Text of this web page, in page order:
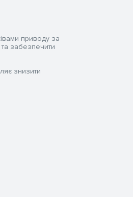
приводу за
забезпечити
знизити